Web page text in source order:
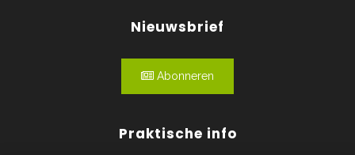
Nieuwsbrief
Abonneren
Praktische info